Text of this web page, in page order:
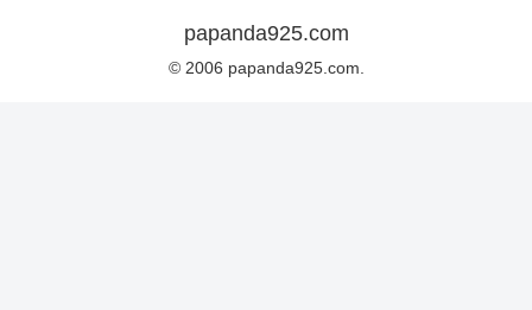
papanda925.com
© 2006 papanda925.com.